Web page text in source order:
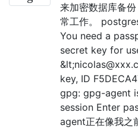
来加密数据库备
常工作。
You need a
secret key for
key, ID
gpg: gpg-agent
session Enter
agent正在像我之